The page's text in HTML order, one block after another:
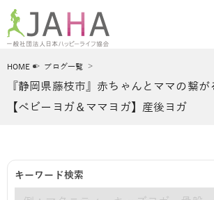
HOME ブログ一覧
『静岡県藤枝市』赤ちゃんとママの繋
【ベビーヨガ＆ママヨガ】産後ヨガ
キーワード検索